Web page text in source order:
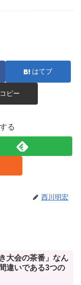
はてブ
コピー
る
西川明宏
大会の茶番」なん
違いである3つの